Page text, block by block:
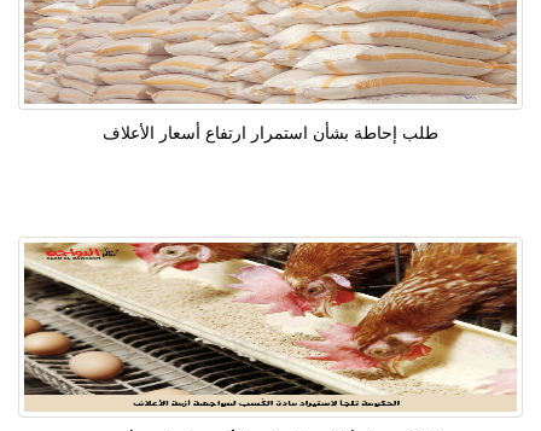
طلب إحاطة بشأن استمرار ارتفاع أسعار الأعلاف